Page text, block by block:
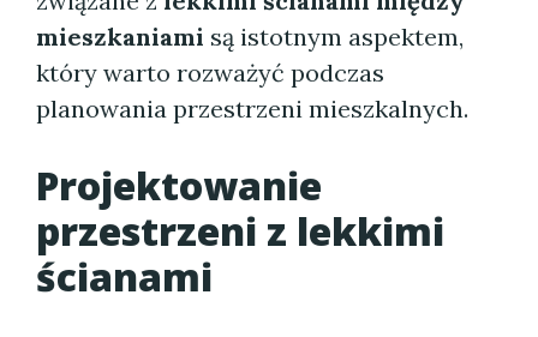
mieszkaniami są istotnym aspektem,
który warto rozważyć podczas
planowania przestrzeni mieszkalnych.
Projektowanie
przestrzeni z lekkimi
ścianami